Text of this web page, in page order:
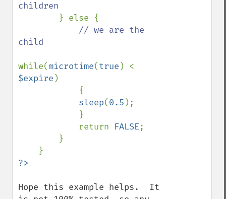
children
} else {
// we are the
child
while(microtime(true
$expire )
sleep(0.5 );
            return
FALSE;
Hope this example helps.  It